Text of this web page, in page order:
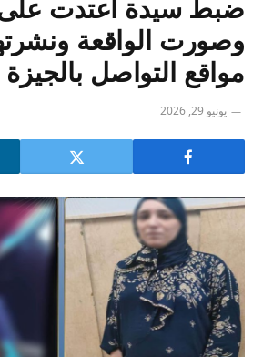
ضبط سيدة اعتدت
وصورت الواقعة
مواقع التواصل بالجيزة
يونيو 29, 2026